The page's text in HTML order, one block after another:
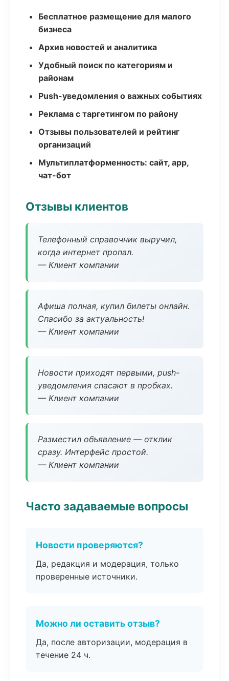
Бесплатное размещение для малого
бизнеса
Архив новостей и аналитика
Удобный поиск по категориям и
районам
Push-уведомления о важных событиях
Реклама с таргетингом по району
Отзывы пользователей и рейтинг
организаций
Мультиплатформенность: сайт, app,
чат-бот
Отзывы клиентов
Телефонный справочник выручил,
когда интернет пропал.
— Клиент компании
Афиша полная, купил билеты онлайн.
Спасибо за актуальность!
— Клиент компании
Новости приходят первыми, push-
уведомления спасают в пробках.
— Клиент компании
Разместил объявление — отклик
сразу. Интерфейс простой.
— Клиент компании
Часто задаваемые вопросы
Новости проверяются?
Да, редакция и модерация, только
проверенные источники.
Можно ли оставить отзыв?
Да, после авторизации, модерация в
течение 24 ч.